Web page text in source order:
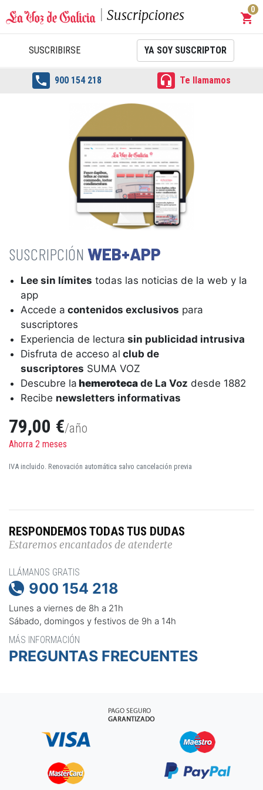
Suscripciones shopping_cart
0
SUSCRIBIRSE YA SOY SUSCRIPTOR
 900 154 218  Te llamamos
WEB+APP
Lee sin límites todas las noticias de la web y la
app
Accede a contenidos exclusivos para
suscriptores
Experiencia de lectura sin publicidad intrusiva
Disfruta de acceso al club de
suscriptores SUMA VOZ
Descubre la hemeroteca de La Voz desde 1882
Recibe newsletters informativas
79,00 €/año
Ahorra 2 meses
IVA incluido. Renovación automática salvo cancelación previa
RESPONDEMOS TODAS TUS DUDAS
Estaremos encantados de atenderte
LLÁMANOS GRATIS
 900 154 218
Lunes a viernes de 8h a 21h
Sábado, domingos y festivos de 9h a 14h
MÁS INFORMACIÓN
PREGUNTAS FRECUENTES